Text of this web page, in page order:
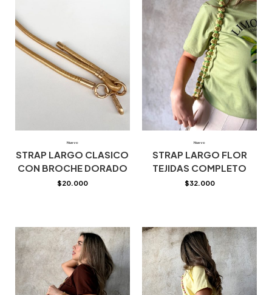
Nuevo
STRAP LARGO CLASICO
CON BROCHE DORADO
$20.000
Nuevo
STRAP LARGO FLOR
TEJIDAS COMPLETO
$32.000